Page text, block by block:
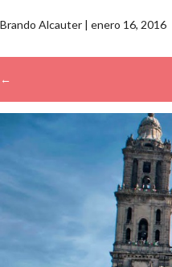
Brando Alcauter | enero 16, 2016
←